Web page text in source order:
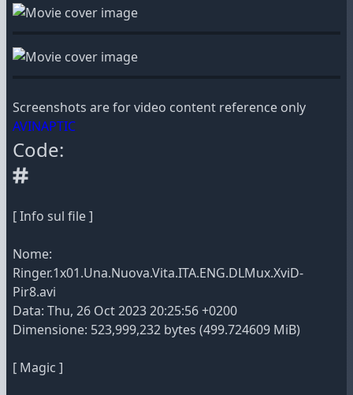
Screenshots are for video content reference only
AVINAPTIC
Code:
[ Info sul file ]
Nome:
Ringer.1x01.Una.Nuova.Vita.ITA.ENG.DLMux.XviD-
Pir8.avi
Data: Thu, 26 Oct 2023 20:25:56 +0200
Dimensione: 523,999,232 bytes (499.724609 MiB)
[ Magic ]